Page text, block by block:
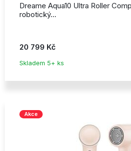
Dreame Aqua10 Ultra Roller
robotický…
20 799 Kč
Skladem 5+ ks
Akce